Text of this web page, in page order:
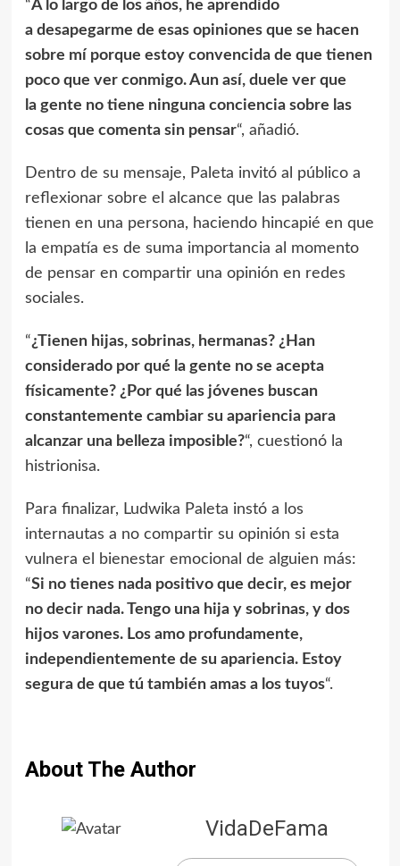
“A lo largo de los años, he aprendido
a desapegarme de esas opiniones que se hacen
sobre mí porque estoy convencida de que tienen
poco que ver conmigo. Aun así, duele ver que
la gente no tiene ninguna conciencia sobre las
cosas que comenta sin pensar“, añadió.
Dentro de su mensaje, Paleta invitó al público a
reflexionar sobre el alcance que las palabras
tienen en una persona, haciendo hincapié en que
la empatía es de suma importancia al momento
de pensar en compartir una opinión en redes
sociales.
“¿Tienen hijas, sobrinas, hermanas? ¿Han
considerado por qué la gente no se acepta
físicamente? ¿Por qué las jóvenes buscan
constantemente cambiar su apariencia para
alcanzar una belleza imposible?“, cuestionó la
histrionisa.
Para finalizar, Ludwika Paleta instó a los
internautas a no compartir su opinión si esta
vulnera el bienestar emocional de alguien más:
“Si no tienes nada positivo que decir, es mejor
no decir nada. Tengo una hija y sobrinas, y dos
hijos varones. Los amo profundamente,
independientemente de su apariencia. Estoy
segura de que tú también amas a los tuyos“.
About The Author
VidaDeFama